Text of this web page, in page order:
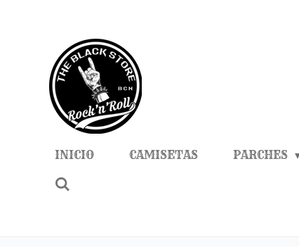
contenido
principal
INICIO CAMISETAS PARCHES